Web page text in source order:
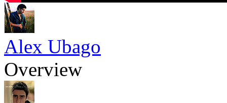
Alex Ubago
Overview